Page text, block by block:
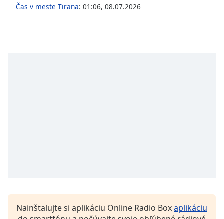
Text
Background
Color
Čas v meste Tirana: 01:06, 08.07.2026
Nainštalujte si aplikáciu Online Radio Boxaplikáciu